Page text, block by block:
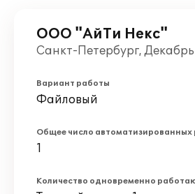
ООО "АйТи Некс"
Санкт-Петербург,
Вариант работы
Файловый
Общее число автоматизированных
1
Количество одновременно